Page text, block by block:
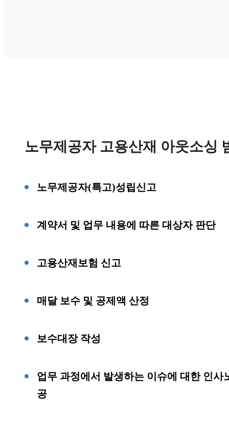
노무제공자 고용산재 아웃소싱
노무제공자(특고)성립신고
계약서 및 업무 내용에 따른 대상자 판단
고용산재보험 신고
매달 보수 및 공제액 산정
보수대장 작성
업무 과정에서 발생하는 이슈에 대한 인사
공